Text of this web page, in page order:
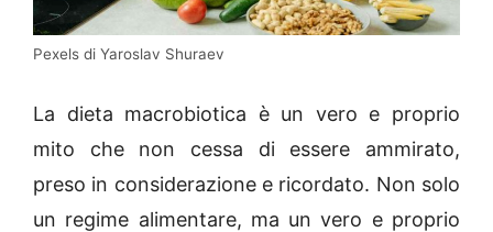
Pexels di Yaroslav Shuraev
La dieta macrobiotica è un vero e proprio
mito che non cessa di essere ammirato,
preso in considerazione e ricordato. Non solo
un regime alimentare, ma un vero e proprio